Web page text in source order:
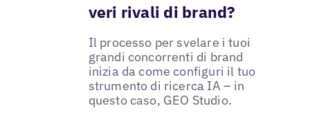
veri rivali di brand?
Il processo per svelare i tuoi
grandi concorrenti di brand
inizia da come configuri il tuo
strumento di ricerca IA – in
questo caso, GEO Studio.